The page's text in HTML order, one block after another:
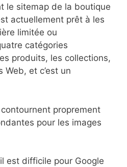
le sitemap de la boutique
actuellement prêt à les
limitée ou
catégories
produits, les collections,
et c’est un
proprement
pour les images
est difficile pour Google